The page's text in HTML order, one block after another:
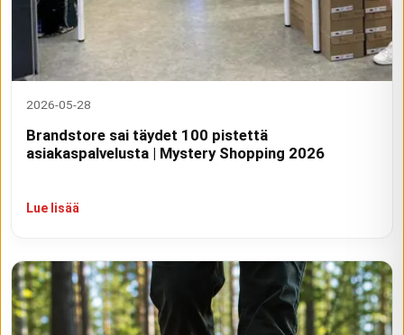
2026-05-28
Brandstore sai täydet 100 pistettä
asiakaspalvelusta | Mystery Shopping 2026
Lue lisää